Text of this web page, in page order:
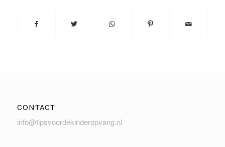
CONTACT
info@tipsvoordekinderopvang.nl